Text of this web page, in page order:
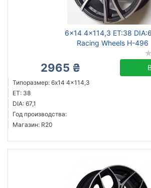
6x14 4x114,3 ET:38
Racing Wheels H-496
2965 ₴
Типоразмер: 6x14 4x114,3
ET: 38
DIA: 67,1
Год производства:
Магазин: R20